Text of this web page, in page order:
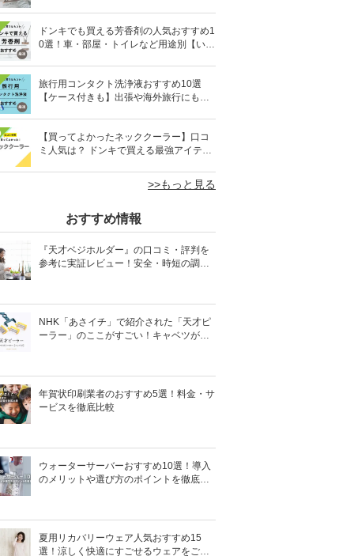
ドンキでも買える芳香剤の人気おすすめ1
0選！車・部屋・トイレなど用途別【いい
旅行用コンタクト洗浄液おすすめ10選
【ケース付きも】出張や海外旅行にも便
【買ってよかったネッククーラー】口コ
ミ人気は？ ドンキで買える最強アイテム
>>もっと見る
おすすめ情報
『天才ベジホルダー』の口コミ・評判を
参考に実証レビュー！安全・時短の調理
NHK「あさイチ」で紹介された「天才ピ
ーラー」のここがすごい！キャベツがほ
年賀状印刷業者のおすすめ5選！料金・サ
ービスを徹底比較
ウォーターサーバーおすすめ10選！導入
のメリットや選び方のポイントを徹底解
夏用リカバリーウェア人気おすすめ15
選！涼しく快適にすごせるウェアをご紹